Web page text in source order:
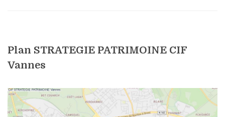
Plan STRATEGIE PATRIMOINE CIF
Vannes